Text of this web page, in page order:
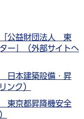
「公益財団法人 東
ー」（外部サイトへ
日本建築設備・昇
ンク）
東京都昇降機安全